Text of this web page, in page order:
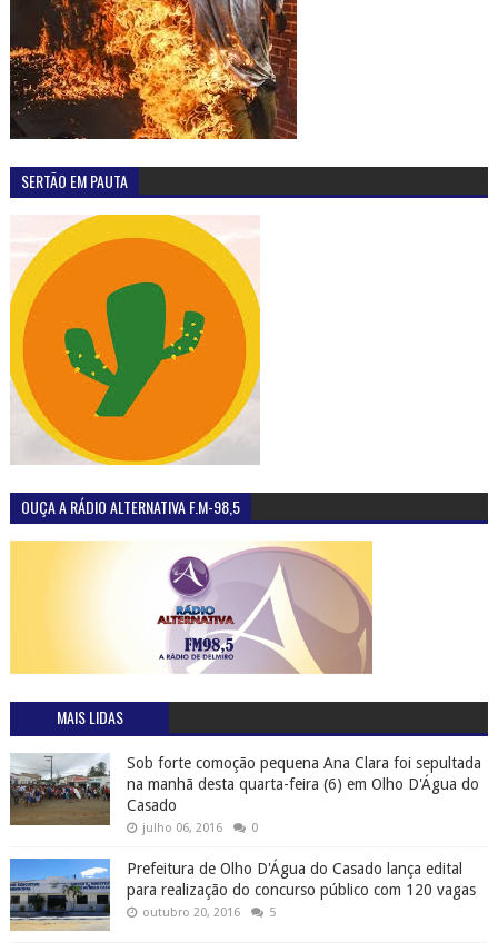
SERTÃO EM PAUTA
OUÇA A RÁDIO ALTERNATIVA F.M-98,5
MAIS LIDAS
Sob forte comoção pequena Ana Clara foi sepultada
na manhã desta quarta-feira (6) em Olho D'Água do
Casado
julho 06, 2016 0
Prefeitura de Olho D'Água do Casado lança edital
para realização do concurso público com 120 vagas
outubro 20, 2016 5